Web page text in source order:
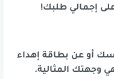
إجمالي طلبك!
أو عن بطاقة إهداء
وجهتك المثالية.